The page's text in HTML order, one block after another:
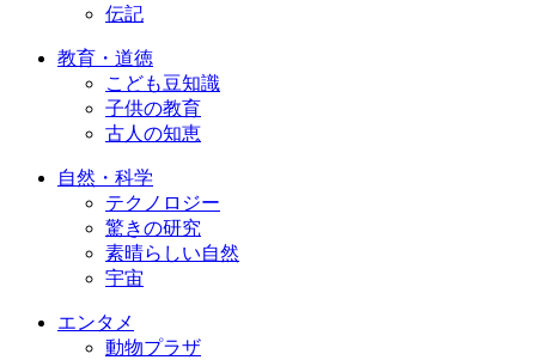
伝記
教育・道徳
こども豆知識
子供の教育
古人の知恵
自然・科学
テクノロジー
驚きの研究
素晴らしい自然
宇宙
エンタメ
動物プラザ